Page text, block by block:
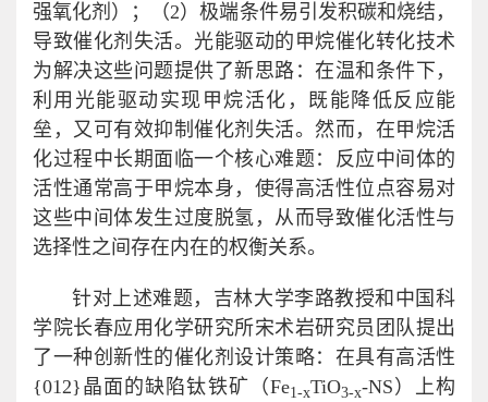
强氧化剂）；（2）极端条件易引发积碳和烧结，
导致催化剂失活。光能驱动的甲烷催化转化技术
为解决这些问题提供了新思路：在温和条件下，
利用光能驱动实现甲烷活化，既能降低反应能
垒，又可有效抑制催化剂失活。然而，在甲烷活
化过程中长期面临一个核心难题：反应中间体的
活性通常高于甲烷本身，使得高活性位点容易对
这些中间体发生过度脱氢，从而导致催化活性与
选择性之间存在内在的权衡关系。
针对上述难题，吉林大学李路教授和中国科
学院长春应用化学研究所宋术岩研究员团队提出
了一种创新性的催化剂设计策略：在具有高活性
{012}晶面的缺陷钛铁矿（Fe1-xTiO3-x-NS）上构